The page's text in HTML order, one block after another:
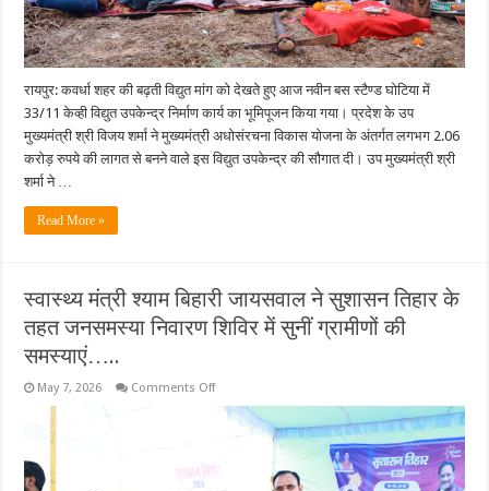
रायपुर: कवर्धा शहर की बढ़ती विद्युत मांग को देखते हुए आज नवीन बस स्टैण्ड घोटिया में
33/11 केव्ही विद्युत उपकेन्द्र निर्माण कार्य का भूमिपूजन किया गया। प्रदेश के उप
मुख्यमंत्री श्री विजय शर्मा ने मुख्यमंत्री अधोसंरचना विकास योजना के अंतर्गत लगभग 2.06
करोड़ रुपये की लागत से बनने वाले इस विद्युत उपकेन्द्र की सौगात दी। उप मुख्यमंत्री श्री
शर्मा ने …
Read More »
स्वास्थ्य मंत्री श्याम बिहारी जायसवाल ने सुशासन तिहार के
तहत जनसमस्या निवारण शिविर में सुनीं ग्रामीणों की
समस्याएं…..
May 7, 2026 Comments Offon
मंत्री